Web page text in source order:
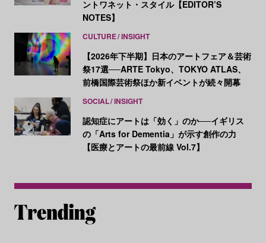
ントワネット・スタイル【EDITOR’S
NOTES】
CULTURE INSIGHT
【2026年下半期】日本のアートフェア＆芸術
祭17選──ARTE Tokyo、TOKYO ATLAS、
前橋国際芸術祭ほか新イベントが続々開幕
SOCIAL INSIGHT
認知症にアートは「効く」のか──イギリス
の「Arts for Dementia」が示す創作の力
【医療とアートの最前線 Vol.7】